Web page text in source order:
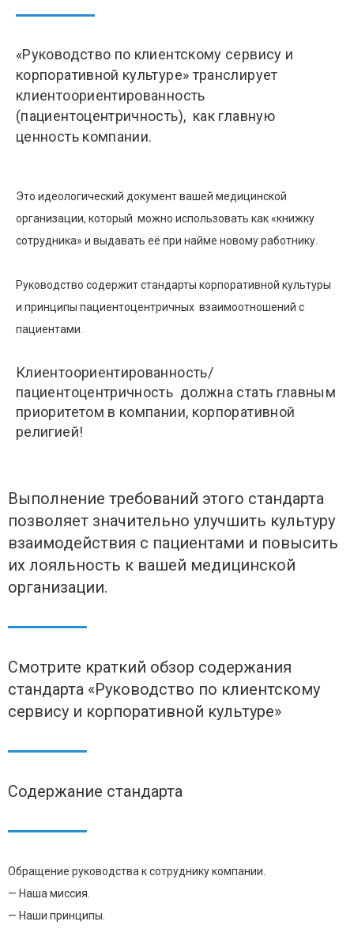
«Руководство по клиентскому сервису и
корпоративной культуре» транслирует
клиентоориентированность
(пациентоцентричность), как главную
ценность компании.
Это идеологический документ вашей медицинской
организации, который можно использовать как «книжку
сотрудника» и выдавать её при найме новому работнику.
Руководство содержит стандарты корпоративной культуры
и принципы пациентоцентричных взаимоотношений с
пациентами.
Клиентоориентированность/
пациентоцентричность должна стать главным
приоритетом в компании, корпоративной
религией!
Выполнение требований этого стандарта
позволяет значительно улучшить культуру
взаимодействия с пациентами и повысить
их лояльность к вашей медицинской
организации.
Смотрите краткий обзор содержания
стандарта «Руководство по клиентскому
сервису и корпоративной культуре»
Содержание стандарта
Обращение руководства к сотруднику компании.
— Наша миссия.
— Наши принципы.